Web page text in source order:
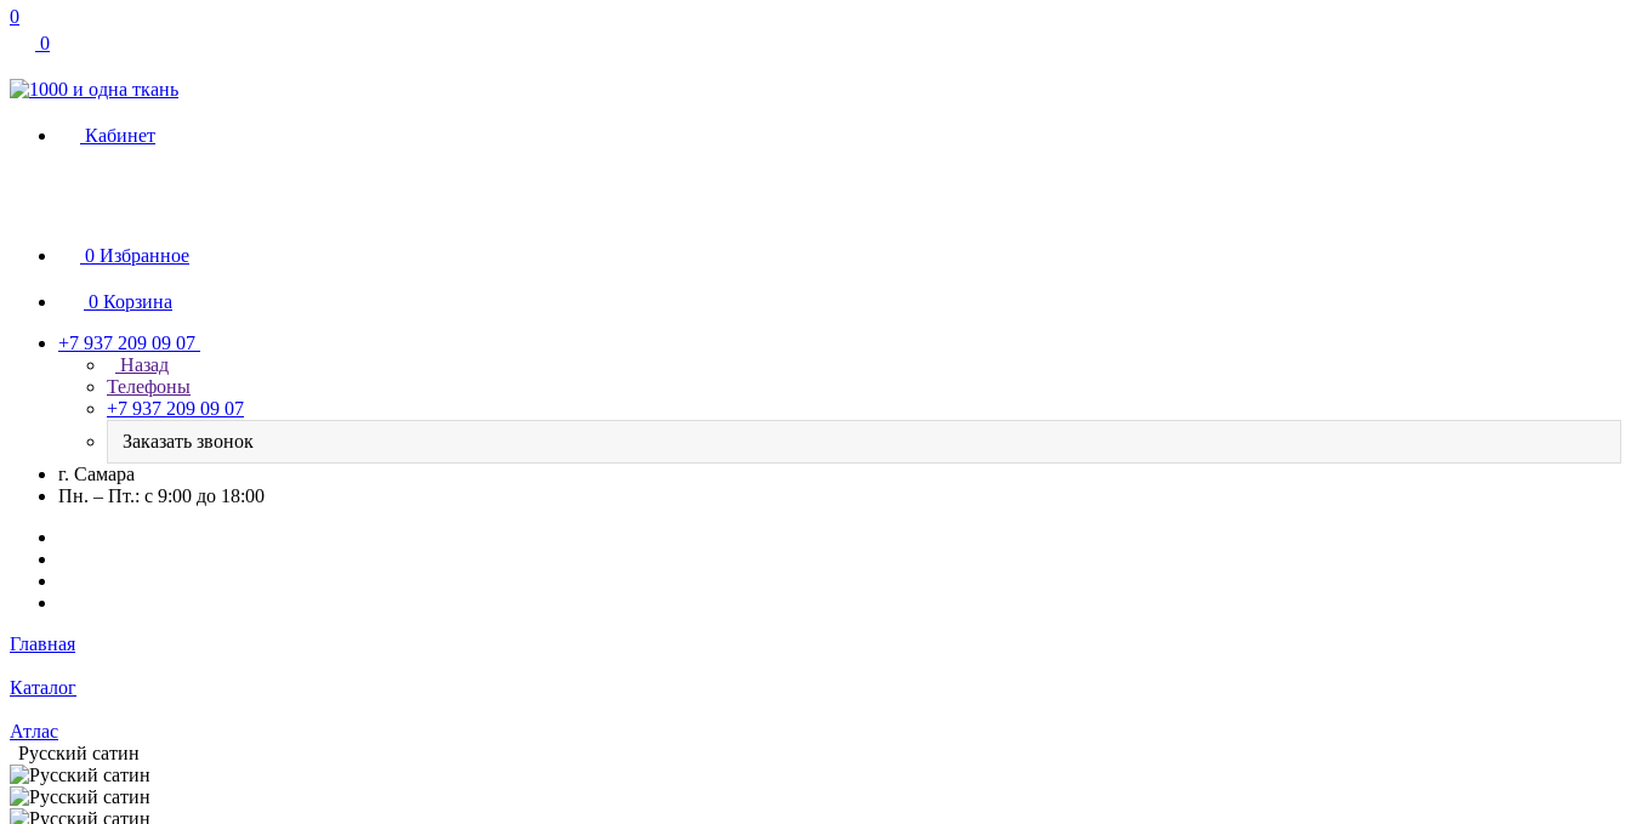
0
0
Кабинет
0 Избранное
0 Корзина
+7 937 209 09 07
Назад
Телефоны
+7 937 209 09 07
Заказать звонок
г. Самара
Пн. – Пт.: с 9:00 до 18:00
Главная
Каталог
Атлас
Русский сатин